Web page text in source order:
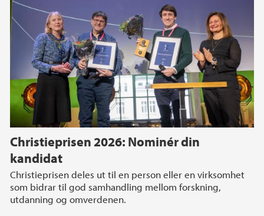
Christieprisen 2026: Nominér din
kandidat
Christieprisen deles ut til en person eller en virksomhet
som bidrar til god samhandling mellom forskning,
utdanning og omverdenen.